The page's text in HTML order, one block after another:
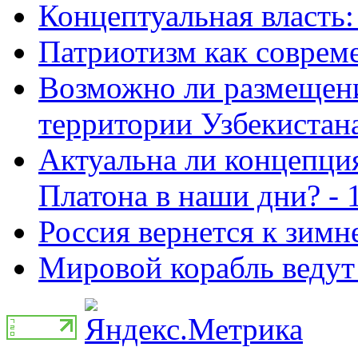
Концептуальная
Патриотизм как
Возможно ли
территории
Актуальна ли
Платона в наши дни? -
Россия вернется к
Мировой корабль